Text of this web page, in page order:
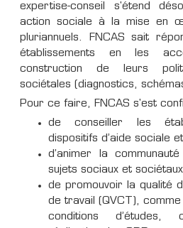
expertise-conseil s'étend
action sociale à la mise en
pluriannuels. FNCAS sait
établissements en les
construction de leurs
sociétales (diagnostics,
Pour ce faire, FNCAS s'est
de conseiller les
dispositifs d’aide sociale
d’animer la
sujets sociaux et
de promouvoir la qualité
de travail (QVCT),
conditions